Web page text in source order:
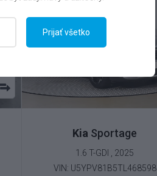
Kia Sportage
1.6 T-GDI , 2025
VIN: U5YPV81B5TL468598
Prijať všetko